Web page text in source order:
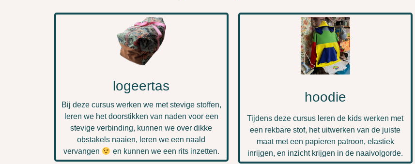
logeertas
Bij deze cursus werken we met stevige stoffen,
leren we het doorstikken van naden voor een
stevige verbinding, kunnen we over dikke
obstakels naaien, leren we een naald
vervangen
en kunnen we een rits inzetten.
hoodie
Tijdens deze cursus leren de kids werken met
een rekbare stof, het uitwerken van de juiste
maat met een papieren patroon, elastiek
inrijgen, en inzicht krijgen in de naaivolgorde.